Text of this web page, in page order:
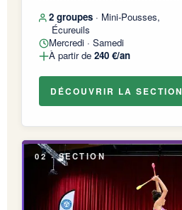
2 groupes · Mini-Pousses,
Écureuils
Mercredi · Samedi
À partir de 240 €/an
DÉCOUVRIR LA SECTION
02 · SECTION